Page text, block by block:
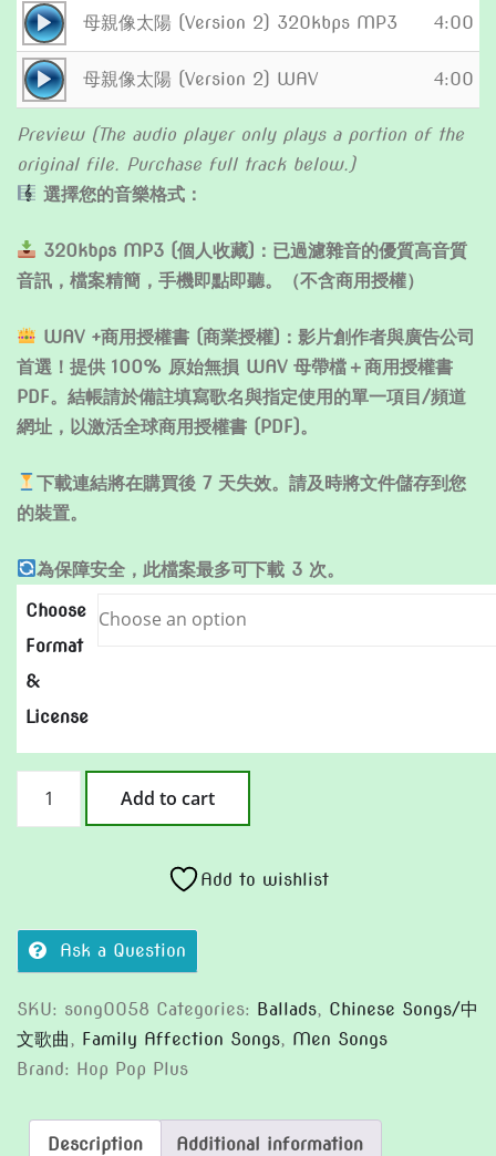
$9.00
$299.00
Audio
Player
母親像太陽 (Version 2) 320kbps MP3 4:00
Audio
Player
母親像太陽 (Version 2) WAV 4:00
Preview (The audio player only plays a portion of the
original file. Purchase full track below.)
選擇您的音樂格式：
320kbps MP3 (個人收藏)：已過濾雜音的優質高音質
音訊，檔案精簡，手機即點即聽。（不含商用授權）
WAV +商用授權書 (商業授權)：影片創作者與廣告公司
首選！提供 100% 原始無損 WAV 母帶檔＋商用授權書
PDF。結帳請於備註填寫歌名與指定使用的單一項目/頻道
網址，以激活全球商用授權書 (PDF)。
下載連結將在購買後 7 天失效。請及時將文件儲存到您
的裝置。
為保障安全，此檔案最多可下載 3 次。
Choose
Format
&
License
(Version
2)
Add to cart
Add to wishlist
Ask a Question
SKU: song0058 Categories: Ballads, Chinese Songs/中
文歌曲, Family Affection Songs, Men Songs
Brand: Hop Pop Plus
Description Additional information